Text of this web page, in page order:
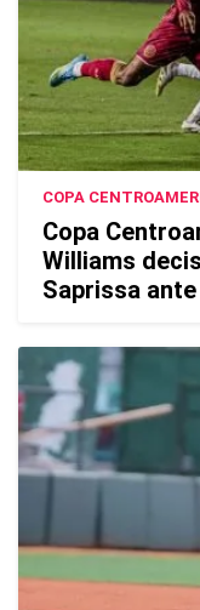
COPA
Copa
Williams
Saprissa ante